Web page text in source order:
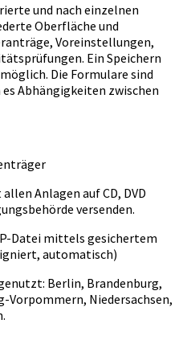
und nach einzelnen
Oberfläche und
Voreinstellungen,
Ein Speichern
Die Formulare sind
Abhängigkeiten zwischen
Anlagen auf CD, DVD
versenden.
Datei mittels gesichertem
automatisch)
Berlin, Brandenburg,
Vorpommern, Niedersachsen,